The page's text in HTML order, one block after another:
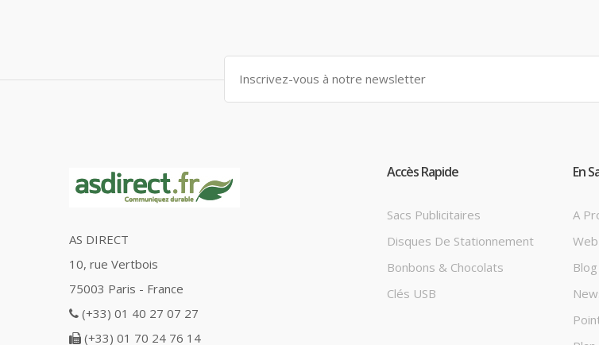
AS DIRECT
10, rue Vertbois
75003 Paris - France
(+33) 01 40 27 07 27
(+33) 01 70 24 76 14
Accès Rapide
Sacs Publicitaires
Disques De Stationnement
Bonbons & Chocolats
Clés USB
En
A
Blog